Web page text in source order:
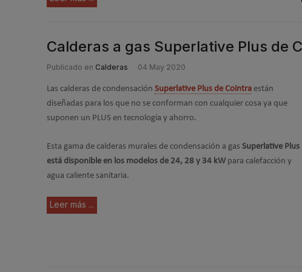
Calderas a gas Superlative Plus de
Publicado en Calderas 04 May 2020
Las calderas de condensación Superlative Plus de Cointra están
diseñadas para los que no se conforman con cualquier cosa ya que
suponen un PLUS en tecnología y ahorro.
Esta gama de calderas murales de condensación a gas Superlative Plus
está disponible en los modelos de 24, 28 y 34 kWpara calefacción y
agua caliente sanitaria.
Leer más ...